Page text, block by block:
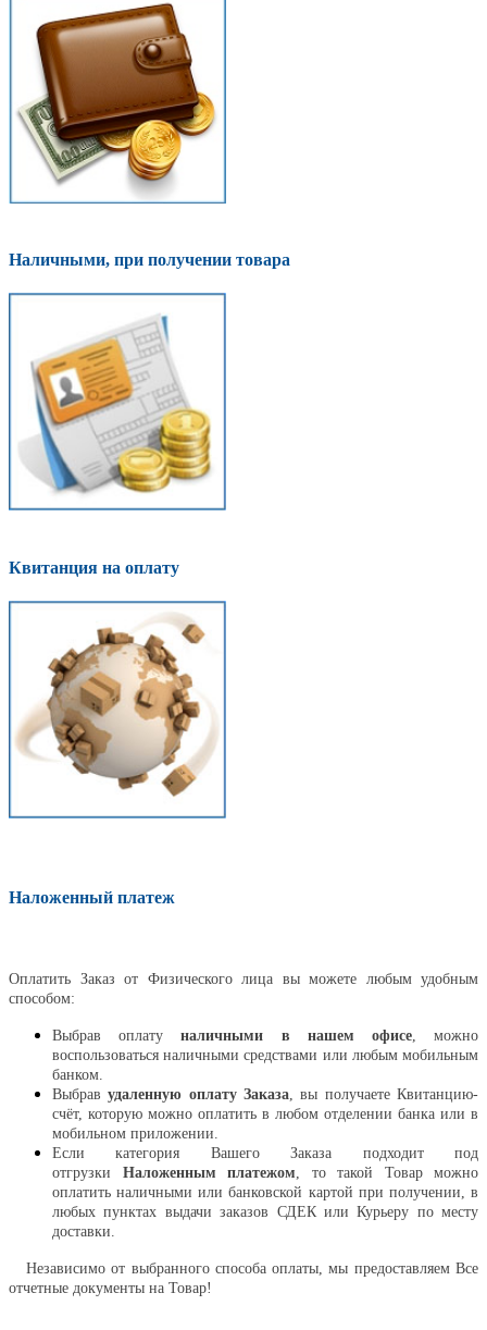
Наличными, при получении товара
Квитанция на оплату
Наложенный платеж
Оплатить Заказ от Физического лица вы можете любым удобным
способом:
Выбрав оплатуналичными в нашем офисе, можно
воспользоваться наличными средствами или любым мобильным
банком.
Выбравудаленную оплату Заказа , вы получаете Квитанцию-
счёт, которую можно оплатить в любом отделении банка или в
мобильном приложении.
Если категория Вашего Заказа подходит под
отгрузки Наложенным платежом , то такой Товар можно
оплатить наличными или банковской картой при получении, в
любых пунктах выдачи заказов СДЕК или Курьеру по месту
доставки.
Независимо от выбранного способа оплаты, мы предоставляем Все
отчетные документы на Товар!